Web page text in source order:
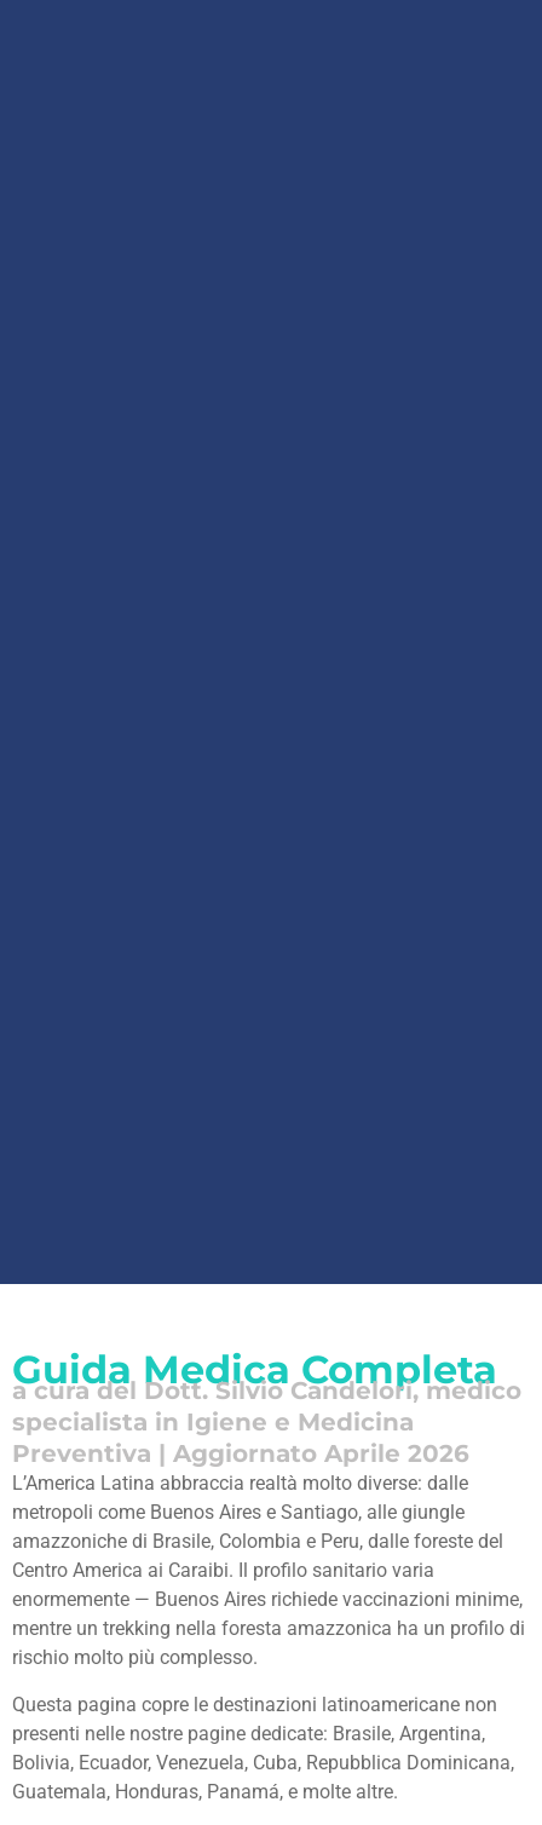
Guida Medica Completa
a cura del Dott. Silvio Candelori, medico
specialista in Igiene e Medicina
Preventiva | Aggiornato Aprile 2026
L’America Latina abbraccia realtà molto diverse: dalle
metropoli come Buenos Aires e Santiago, alle giungle
amazzoniche di Brasile, Colombia e Peru, dalle foreste del
Centro America ai Caraibi. Il profilo sanitario varia
enormemente — Buenos Aires richiede vaccinazioni minime,
mentre un trekking nella foresta amazzonica ha un profilo di
rischio molto più complesso.
Questa pagina copre le destinazioni latinoamericane non
presenti nelle nostre pagine dedicate: Brasile, Argentina,
Bolivia, Ecuador, Venezuela, Cuba, Repubblica Dominicana,
Guatemala, Honduras, Panamá, e molte altre.